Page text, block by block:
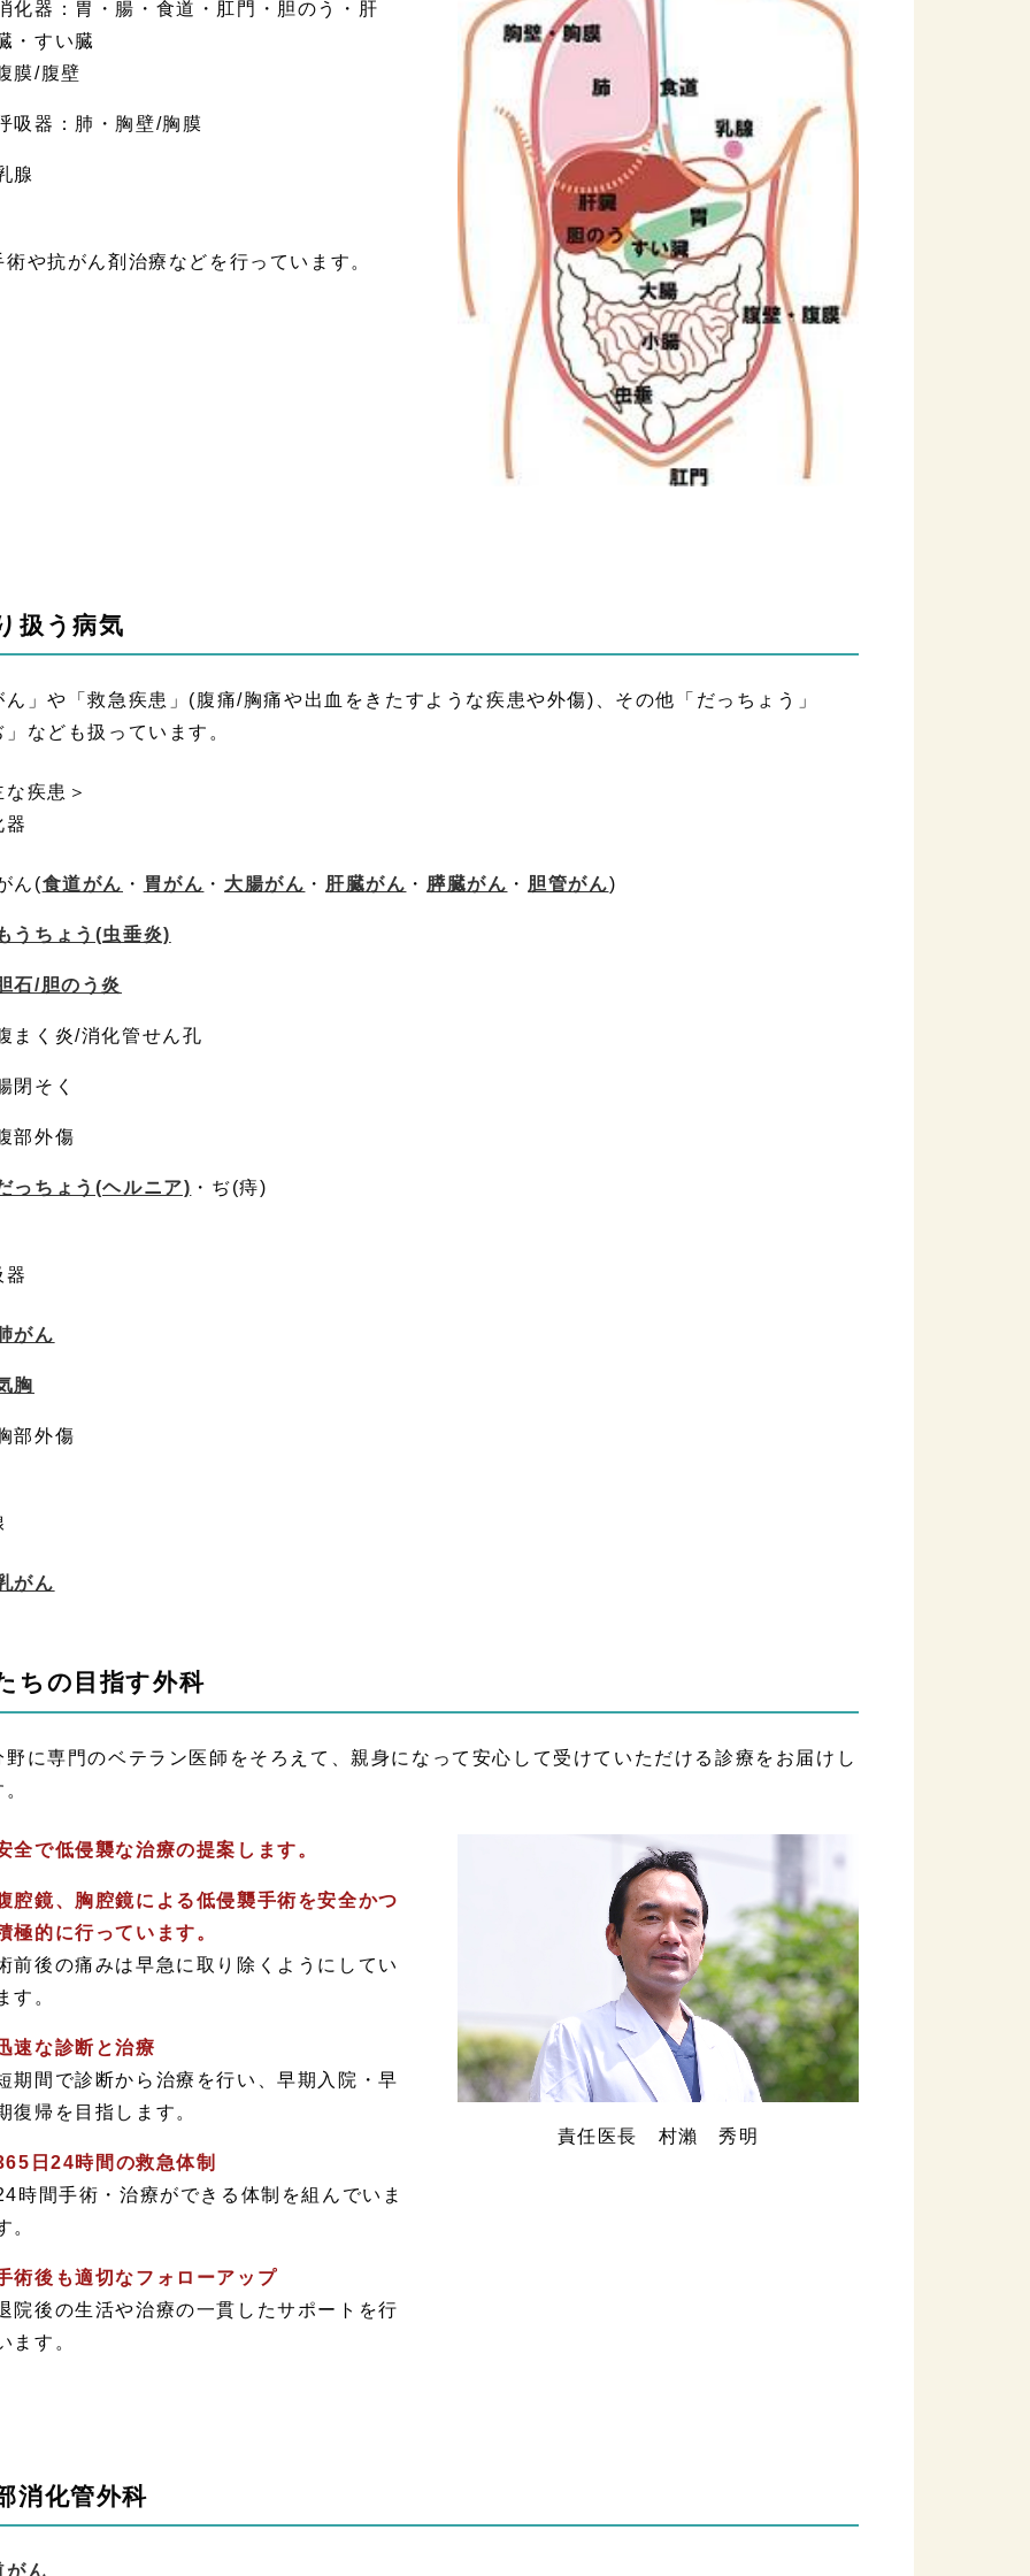
化器：胃・腸・食道・肛門・胆のう・肝
・すい臓
膜/腹壁
吸器：肺・胸壁/胸膜
腺
術や抗がん剤治療などを行っています。
扱う病気
ん」や「救急疾患」(腹痛/胸痛や出血をきたすような疾患や外傷)、その他「だっちょう」
」なども扱っています。
な疾患＞
器
ん(食道がん ・ 胃がん ・ 大腸がん ・ 肝臓がん ・ 膵臓がん ・ 胆管がん)
うちょう(虫垂炎)
石/胆のう炎
まく炎/消化管せん孔
閉そく
部外傷
っちょう(ヘルニア) ・ぢ(痔)
器
がん
胸
部外傷
がん
ちの目指す外科
野に専門のベテラン医師をそろえて、親身になって安心して受けていただける診療をお届けし
責任医長 村瀨 秀明
全で低侵襲な治療の提案します。
腔鏡、胸腔鏡による低侵襲手術を安全かつ
極的に行っています。
前後の痛みは早急に取り除くようにしてい
す。
速な診断と治療
期間で診断から治療を行い、早期入院・早
復帰を目指します。
日24時間の救急体制
時間手術・治療ができる体制を組んでいま
。
術後も適切なフォローアップ
院後の生活や治療の一貫したサポートを行
ます。
消化管外科
がん